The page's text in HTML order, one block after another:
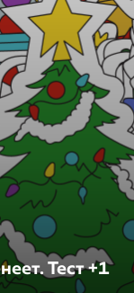
Тест +1